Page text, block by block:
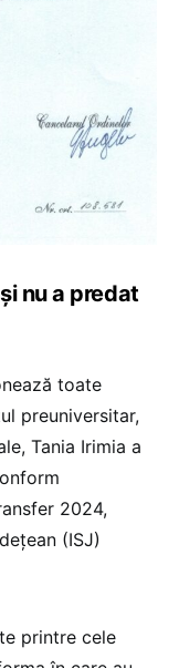
nu a predat
toate
preuniversitar,
Tania Irimia a
2024,
(ISJ)
printre cele